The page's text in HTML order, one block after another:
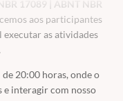
17089 | ABNT NBR
aos participantes
as atividades
20:00 horas, onde o
e interagir com nosso